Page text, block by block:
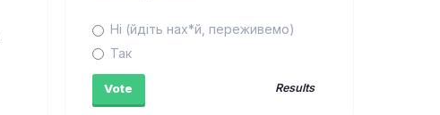
Ні (йдіть нах*й, переживемо)
Так
Results